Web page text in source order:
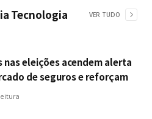
Tecnologia VER TUDO
nas eleições acendem alerta
de seguros e reforçam
inteligência artificial